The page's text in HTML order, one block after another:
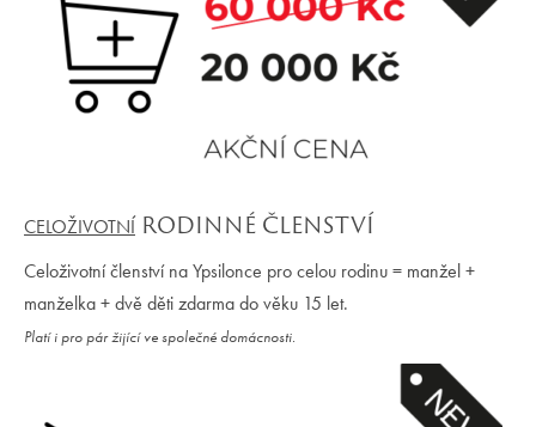
CELOŽIVOTNÍRODINNÉ ČLENSTVÍ
Celoživotní členství na Ypsilonce pro celou rodinu = manžel +
manželka + dvě děti zdarma do věku 15 let.
Platí i pro pár žijící ve společné domácnosti.